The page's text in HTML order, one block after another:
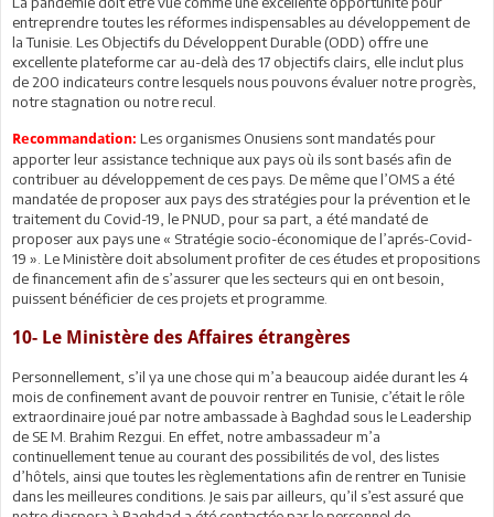
entreprendre toutes les réformes indispensables au développement de
la Tunisie. Les Objectifs du Développent Durable (ODD) offre une
excellente plateforme car au-delà des 17 objectifs clairs, elle inclut plus
de 200 indicateurs contre lesquels nous pouvons évaluer notre progrès,
notre stagnation ou notre recul.
Recommandation: Les organismes Onusiens sont mandatés pour
apporter leur assistance technique aux pays où ils sont basés afin de
contribuer au développement de ces pays. De même que l’OMS a été
mandatée de proposer aux pays des stratégies pour la prévention et le
traitement du Covid-19, le PNUD, pour sa part, a été mandaté de
proposer aux pays une « Stratégie socio-économique de l’aprés-Covid-
19 ». Le Ministère doit absolument profiter de ces études et propositions
de financement afin de s’assurer que les secteurs qui en ont besoin,
puissent bénéficier de ces projets et programme.
10- Le Ministère des Affaires étrangères
Personnellement, s’il ya une chose qui m’a beaucoup aidée durant les 4
mois de confinement avant de pouvoir rentrer en Tunisie, c’était le rôle
extraordinaire joué par notre ambassade à Baghdad sous le Leadership
de SE M. Brahim Rezgui. En effet, notre ambassadeur m’a
continuellement tenue au courant des possibilités de vol, des listes
d’hôtels, ainsi que toutes les règlementations afin de rentrer en Tunisie
dans les meilleures conditions. Je sais par ailleurs, qu’il s’est assuré que